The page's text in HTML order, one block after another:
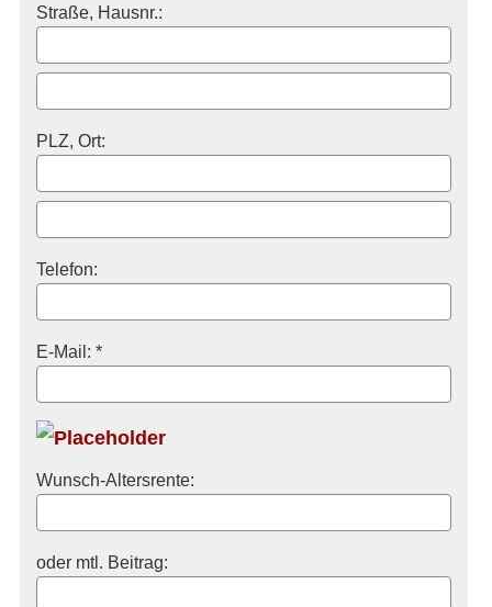
Straße, Hausnr.:
PLZ, Ort:
Telefon:
E-Mail: *
Wunsch-Altersrente:
oder mtl. Beitrag: